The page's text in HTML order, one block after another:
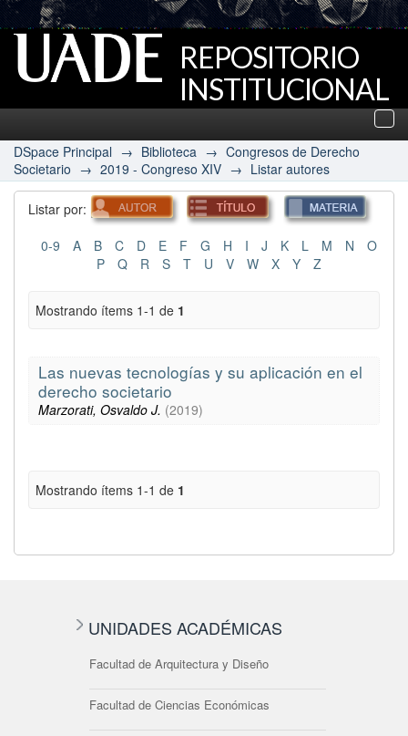
REPOSITORIO
INSTITUCIONAL
UADE
DSpace Principal → Biblioteca → Congresos de Derecho
Societario → 2019 - Congreso XIV → Listar autores
Listar por:
0-9 A B C D E F G H I J K L M N
O
P
Q R S T U V W X Y Z
Mostrando ítems 1-1 de 1
Las nuevas tecnologías y su aplicación en el
derecho societario
Marzorati, Osvaldo J. (2019)
Mostrando ítems 1-1 de 1
UNIDADES ACADÉMICAS
Facultad de Arquitectura y Diseño
Facultad de Ciencias Económicas